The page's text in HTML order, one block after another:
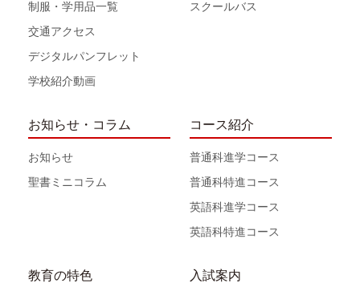
制服・学用品一覧
交通アクセス
デジタルパンフレット
学校紹介動画
スクールバス
お知らせ・コラム
お知らせ
聖書ミニコラム
コース紹介
普通科進学コース
普通科特進コース
英語科進学コース
英語科特進コース
教育の特色 入試案内